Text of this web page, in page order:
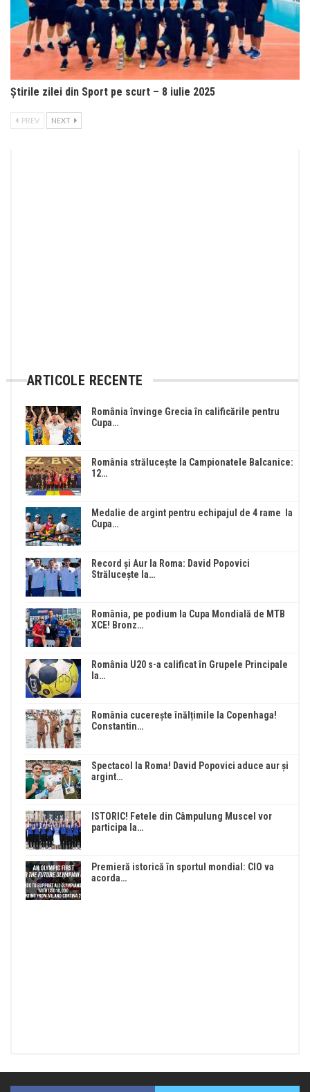
Știrile zilei din Sport pe scurt – 8 iulie 2025
PREV NEXT
ARTICOLE RECENTE
România învinge Grecia în calificările pentru
Cupa…
România strălucește la Campionatele Balcanice:
12…
Medalie de argint pentru echipajul de 4 rame la
Cupa…
Record și Aur la Roma: David Popovici
Strălucește la…
România, pe podium la Cupa Mondială de MTB
XCE! Bronz…
România U20 s-a calificat în Grupele Principale
la…
România cucerește înălțimile la Copenhaga!
Constantin…
Spectacol la Roma! David Popovici aduce aur și
argint…
ISTORIC! Fetele din Câmpulung Muscel vor
participa la…
Premieră istorică în sportul mondial: CIO va
acorda…